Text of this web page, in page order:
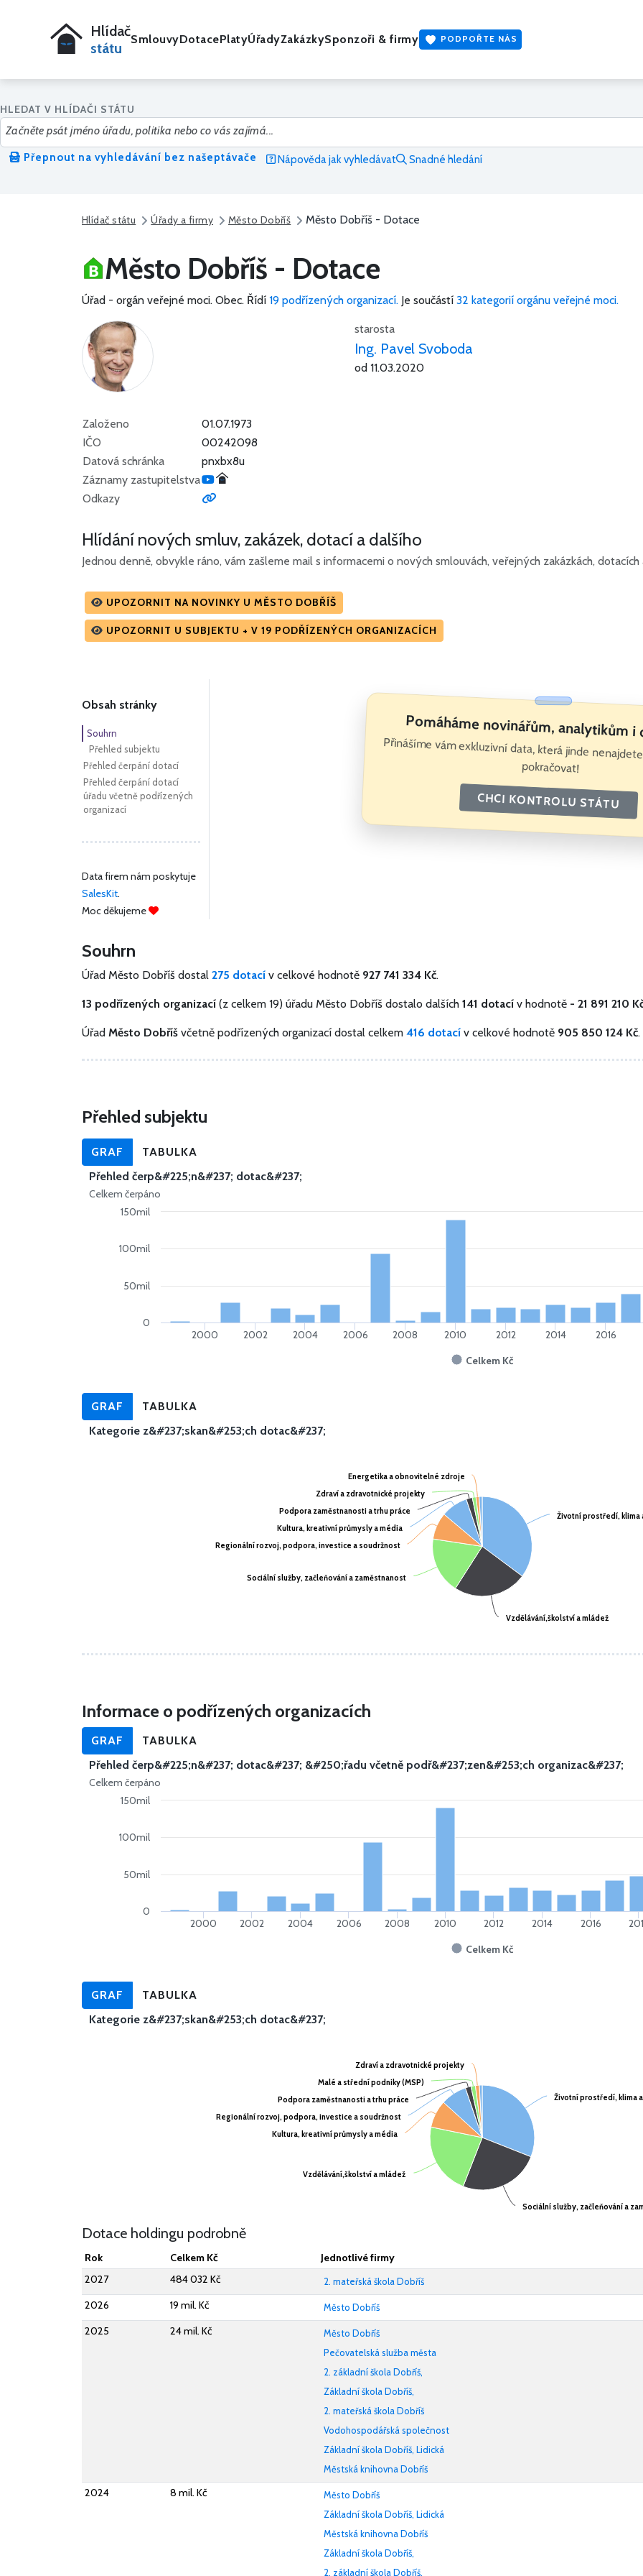
Hlídač
státu
SmlouvyDotacePlatyÚřadyZakázkySponzoři & firmy PODPOŘTE NÁS
HLEDAT V HLÍDAČI STÁTU
Přepnout na vyhledávání bez našeptávače Nápověda jak vyhledávat Snadné hledání
Hlídač státu Úřady a firmy Město Dobříš Město Dobříš - Dotace
Město Dobříš - Dotace
Úřad - orgán veřejné moci. Obec. Řídí 19 podřízených organizací. Je součástí 32 kategorií orgánu veřejné moci.
starosta
Ing. Pavel Svoboda
od 11.03.2020
Založeno
01.07.1973
IČO
00242098
Datová schránka
pnxbx8u
Záznamy zastupitelstva
Odkazy
Hlídání nových smluv, zakázek, dotací a dalšího
Jednou denně, obvykle ráno, vám zašleme mail s informacemi o nových smlouvách, veřejných zakázkách,
UPOZORNIT NA NOVINKY U MĚSTO DOBŘÍŠ
UPOZORNIT U SUBJEKTU + V 19 PODŘÍZENÝCH ORGANIZACÍCH
Obsah stránky
Souhrn
Přehled subjektu
Přehled čerpání dotací
Přehled čerpání dotací
úřadu včetně podřízených
organizací
Data firem nám poskytuje
SalesKit.
Moc děkujeme
Pomáháme novinářům, analytikům i
Přinášíme vám exkluzivní data, která jinde
pokračovat!
CHCI KONTROLU STÁTU
Souhrn
Úřad Město Dobříš dostal 275 dotací v celkové hodnotě 927 741 334 Kč.
13 podřízených organizací (z celkem 19) úřadu Město Dobříš dostalo dalších 141 dotací v hodnotě - 21 891 210
Úřad Město Dobříš včetně podřízených organizací dostal celkem 416 dotací v celkové hodnotě 905 850 124 Kč.
Přehled subjektu
GRAF TABULKA
Celkem čerpáno
Přehled čerp&#225;n&#237; dotac&#237;
Celkem Kč
2000 2002 2004 2006 2008 2010 2012 2014 2016
0
50mil
100mil
150mil
GRAF
TABULKA
Kategorie z&#237;skan&#253;ch dotac&#237;
Životní prostředí,
Životní prostředí,
Vzdělávání,školství a mládež
Vzdělávání,školství a mládež
Sociální služby, začleňování a zaměstnanost
Sociální služby, začleňování a zaměstnanost
Regionální rozvoj, podpora, investice a soudržnost
Regionální rozvoj, podpora, investice a soudržnost
Kultura, kreativní průmysly a média
Kultura, kreativní průmysly a média
Podpora zaměstnanosti a trhu práce
Podpora zaměstnanosti a trhu práce
Zdraví a zdravotnické projekty
Zdraví a zdravotnické projekty
Energetika a obnovitelné zdroje
Energetika a obnovitelné zdroje
Informace o podřízených organizacích
GRAF TABULKA
Celkem čerpáno
Přehled čerp&#225;n&#237; dotac&#237; &#250;řadu včetně podř&#237;zen&#253;ch organizac&#237;
Celkem Kč
2000 2002 2004 2006 2008 2010 2012 2014 2016
0
50mil
100mil
150mil
GRAF
TABULKA
Kategorie z&#237;skan&#253;ch dotac&#237;
Životní prostředí, klima
Životní prostředí, klima
Sociální služby, začleňování a
Sociální služby, začleňování a
Vzdělávání,školství a mládež
Vzdělávání,školství a mládež
Kultura, kreativní průmysly a média
Kultura, kreativní průmysly a média
Regionální rozvoj, podpora, investice a soudržnost
Regionální rozvoj, podpora, investice a soudržnost
Podpora zaměstnanosti a trhu práce
Podpora zaměstnanosti a trhu práce
Malé a střední podniky (MSP)
Malé a střední podniky (MSP)
Zdraví a zdravotnické projekty
Zdraví a zdravotnické projekty
Dotace holdingu podrobně
Rok Celkem Kč
Jednotlivé firmy
2027
484 032 Kč 2. mateřská škola Dobříš
2026 19 mil. Kč Město Dobříš
2025 24 mil. Kč
Město Dobříš
Pečovatelská služba města
2. základní škola Dobříš,
Základní škola Dobříš,
2. mateřská škola Dobříš
Vodohospodářská společnost
Základní škola Dobříš, Lidická
Městská knihovna Dobříš
2024 8 mil. Kč
Město Dobříš
Základní škola Dobříš, Lidická
Městská knihovna Dobříš
Základní škola Dobříš,
2. základní škola Dobříš,